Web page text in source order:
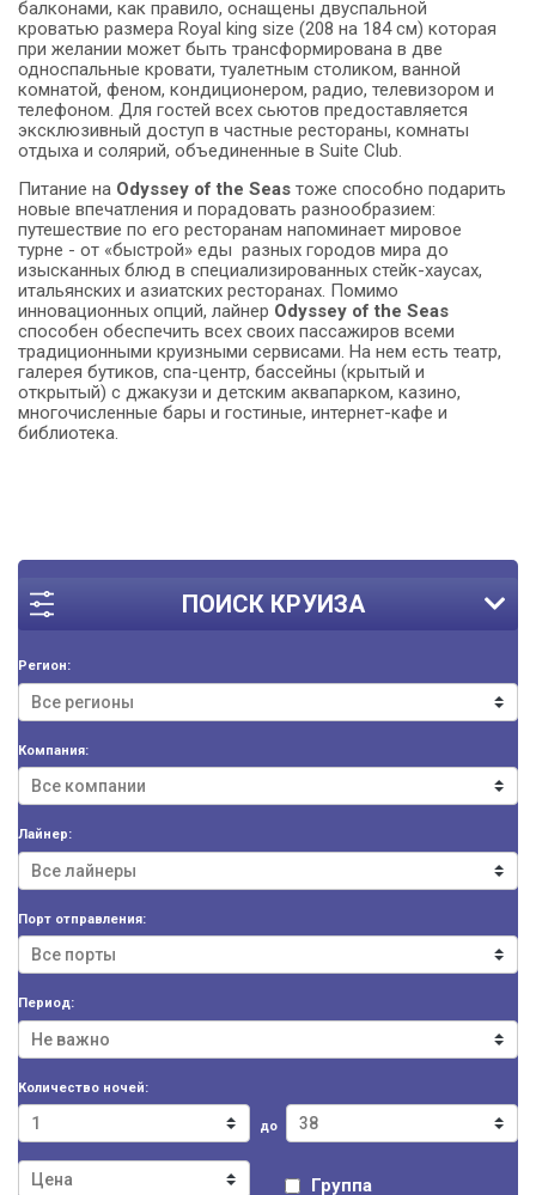
ПОИСК КРУИЗА
Регион:
Компания:
Лайнер:
Порт отправления:
Период:
Количество ночей:
до
Группа
балконами, как правило, оснащены двуспальной
кроватью размера Royal king size (208 на 184 см) которая
при желании может быть трансформирована в две
односпальные кровати, туалетным столиком, ванной
комнатой, феном, кондиционером, радио, телевизором и
телефоном. Для гостей всех сьютов предоставляется
эксклюзивный доступ в частные рестораны, комнаты
отдыха и солярий, объединенные в Suite Club.
Питание на Odyssey of the Seas тоже способно подарить
новые впечатления и порадовать разнообразием:
путешествие по его ресторанам напоминает мировое
турне - от «быстрой» еды разных городов мира до
изысканных блюд в специализированных стейк-хаусах,
итальянских и азиатских ресторанах. Помимо
инновационных опций, лайнер Odyssey of the Seas
способен обеспечить всех своих пассажиров всеми
традиционными круизными сервисами. На нем есть театр,
галерея бутиков, спа-центр, бассейны (крытый и
открытый) с джакузи и детским аквапарком, казино,
многочисленные бары и гостиные, интернет-кафе и
библиотека.